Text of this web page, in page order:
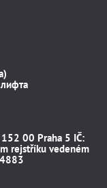
00 Praha 5 IČ:
rejstříku vedeném